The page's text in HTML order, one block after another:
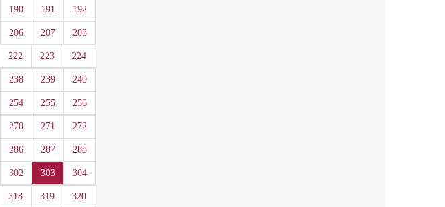
190 191 192
206 207 208
222 223 224
238 239 240
254 255 256
270 271 272
286 287 288
302 303 304
318 319 320